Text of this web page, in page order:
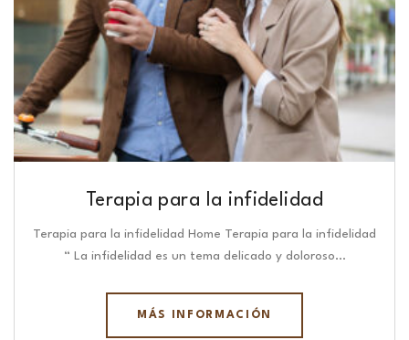
Terapia para la infidelidad
Terapia para la infidelidad Home Terapia para la infidelidad
“ La infidelidad es un tema delicado y doloroso…
MÁS INFORMACIÓN